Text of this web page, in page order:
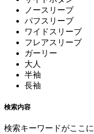
ノースリーブ
パフスリーブ
ワイドスリーブ
フレアスリーブ
ガーリー
大人
半袖
長袖
検索内容
検索キーワードがここに